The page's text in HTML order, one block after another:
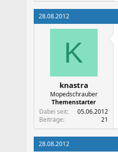
28.08.2012
K
knastra
Mopedschrauber
Themenstarter
Dabei seit
05.06.2012
Beiträge
21
28.08.2012